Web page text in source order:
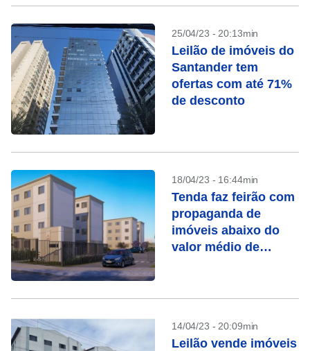
25/04/23 - 20:13min
Leilão de imóveis do
Santander tem
ofertas com até 71%
de desconto
18/04/23 - 16:44min
Tenda faz feirão com
propaganda de
imóveis abaixo do
valor médio de
14/04/23 - 20:09min
Leilão vende imóveis